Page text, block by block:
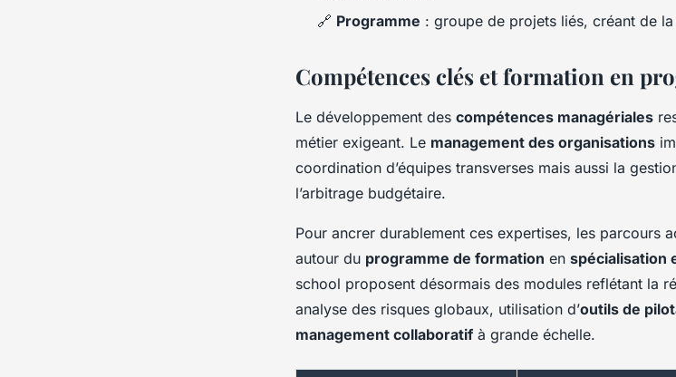
🔗 Programme : groupe de projets liés, créant de
Compétences clés et formation en
Le développement des compétences managériales
métier exigeant. Le management des organisations
coordination d’équipes transverses mais aussi la
l’arbitrage budgétaire.
Pour ancrer durablement ces expertises, les parcours
autour du programme de formation en spécialisation
school proposent désormais des modules reflétant la
analyse des risques globaux, utilisation d’outils de
management collaboratif à grande échelle.